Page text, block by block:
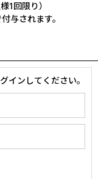
1回限り）
与されます。
インしてください。